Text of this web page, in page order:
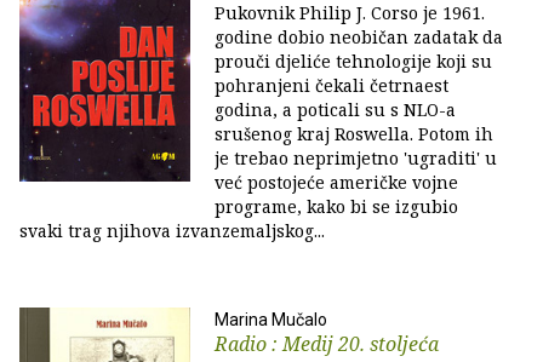
Pukovnik Philip J. Corso je 1961.
godine dobio neobičan zadatak da
prouči djeliće tehnologije koji su
pohranjeni čekali četrnaest
godina, a poticali su s NLO-a
srušenog kraj Roswella. Potom ih
je trebao neprimjetno 'ugraditi' u
već postojeće američke vojne
programe, kako bi se izgubio
svaki trag njihova izvanzemaljskog...
Marina Mučalo
Radio : Medij 20. stoljeća